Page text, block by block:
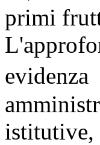
primi
istitutive,